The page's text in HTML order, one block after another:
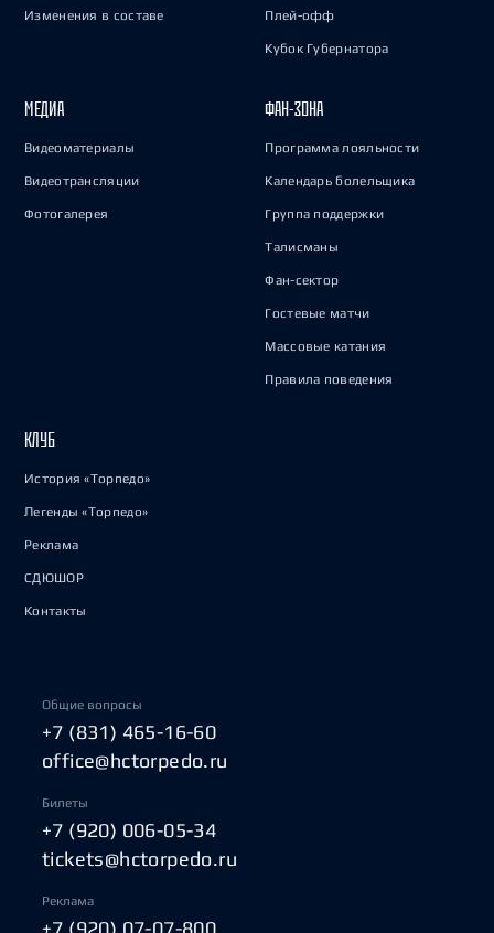
Изменения в составе Плей-офф
Кубок Губернатора
МЕДИА
Видеоматериалы
Видеотрансляции
Фотогалерея
ФАН-ЗОНА
Программа лояльности
Календарь болельщика
Группа поддержки
Талисманы
Фан-сектор
Гостевые матчи
Массовые катания
Правила поведения
КЛУБ
История «Торпедо»
Легенды «Торпедо»
Реклама
СДЮШОР
Контакты
Общие вопросы
+7 (831) 465-16-60
office@hctorpedo.ru
Билеты
+7 (920) 006-05-34
tickets@hctorpedo.ru
Реклама
+7 (920) 07-07-800